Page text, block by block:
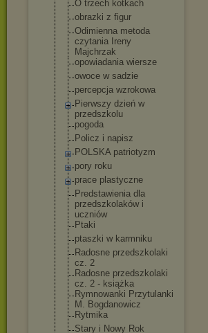
O trzech kotkach
obrazki z figur
Odimienna metoda
czytania Ireny
Majchrzak
opowiadania wiersze
owoce w sadzie
percepcja wzrokowa
Pierwszy dzień w
przedszkolu
pogoda
Policz i napisz
POLSKA patriotyzm
pory roku
prace plastyczne
Predstawienia dla
przedszkolaków i
uczniów
Ptaki
ptaszki w karmniku
Radosne przedszkolaki
cz. 2
Radosne przedszkolaki
cz. 2 - książka
Rymnowanki Przytulanki
M. Bogdanowicz
Rytmika
Stary i Nowy Rok